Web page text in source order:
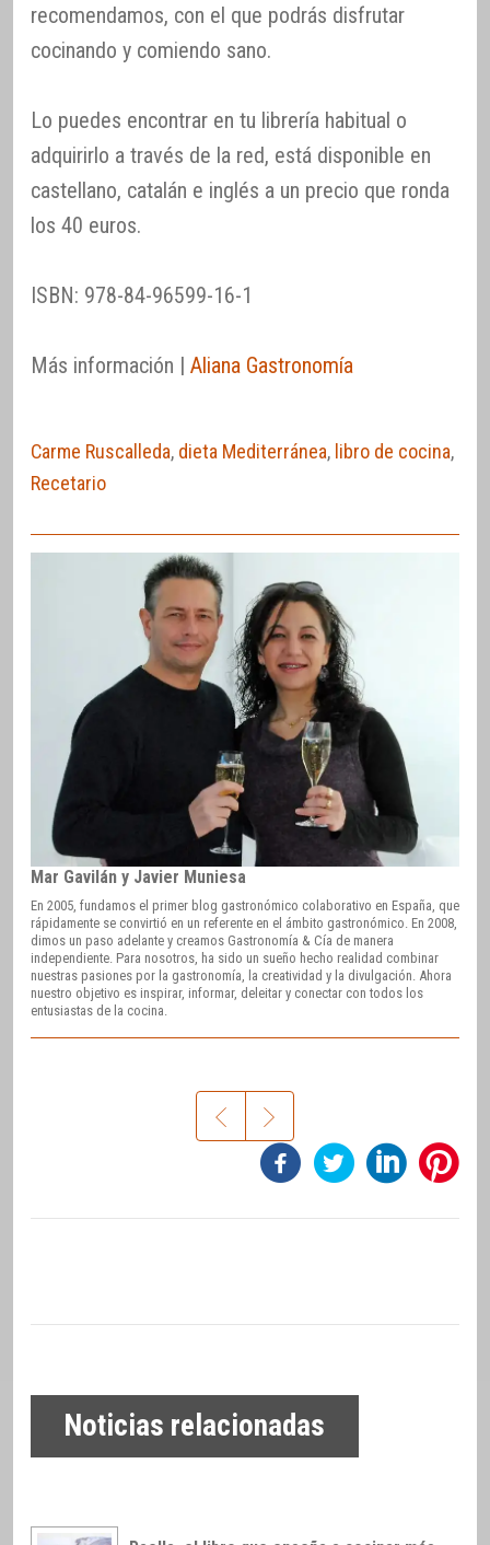
recomendamos, con el que podrás disfrutar
cocinando y comiendo sano.
Lo puedes encontrar en tu librería habitual o
adquirirlo a través de la red, está disponible en
castellano, catalán e inglés a un precio que ronda
los 40 euros.
ISBN: 978-84-96599-16-1
Más información | Aliana Gastronomía
Carme Ruscalleda, dieta Mediterránea, libro de cocina,
Recetario
Mar Gavilán y Javier Muniesa
En 2005, fundamos el primer blog gastronómico colaborativo en España, que
rápidamente se convirtió en un referente en el ámbito gastronómico. En 2008,
dimos un paso adelante y creamos Gastronomía & Cía de manera
independiente. Para nosotros, ha sido un sueño hecho realidad combinar
nuestras pasiones por la gastronomía, la creatividad y la divulgación. Ahora
nuestro objetivo es inspirar, informar, deleitar y conectar con todos los
entusiastas de la cocina.
Noticias relacionadas